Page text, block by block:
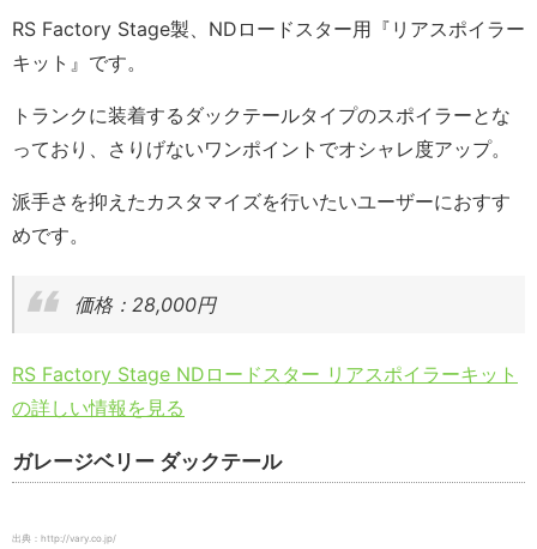
RS Factory Stage製、NDロードスター用『リアスポイラー
キット』です。
トランクに装着するダックテールタイプのスポイラーとな
っており、さりげないワンポイントでオシャレ度アップ。
派手さを抑えたカスタマイズを行いたいユーザーにおすす
めです。
価格：28,000円
RS Factory Stage NDロードスター リアスポイラーキット
の詳しい情報を見る
ガレージベリー ダックテール
出典：http://vary.co.jp/